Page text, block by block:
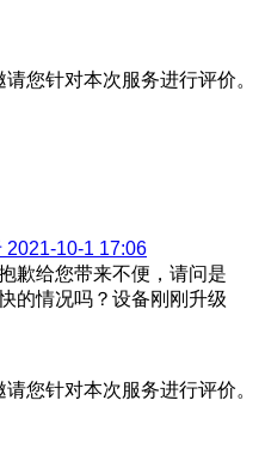
您针对本次服务进行评价。
2021-10-1 17:06
歉给您带来不便，请问是
的情况吗？设备刚刚升级
您针对本次服务进行评价。